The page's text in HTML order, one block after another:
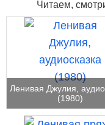
Читаем,
Ленивая Джулия,
(1980)